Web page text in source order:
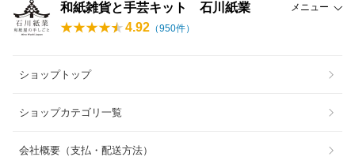
和紙雑貨と手芸キット 石川紙業 メニュー
4.92 （950件）
ショップトップ
ショップカテゴリ一覧
会社概要（支払・配送方法）